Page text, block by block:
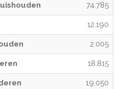
74.785
12.190
2.005
18.815
19.050